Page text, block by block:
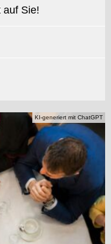
auf Sie!
KI-generiert mit ChatGPT